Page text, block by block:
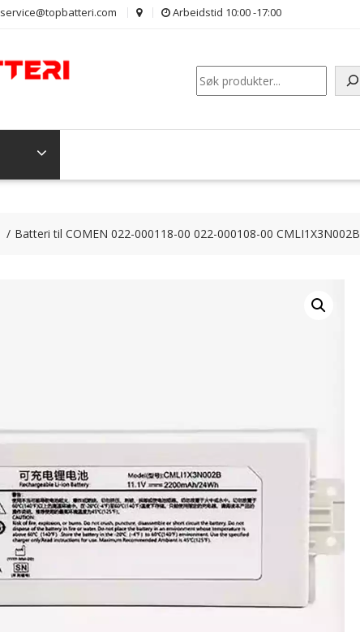
service@topbatteri.com Arbeidstid 10:00 -17:00
Søk
Batteri til COMEN 022-000118-00 022-000108-00 CMLI1X3N002B